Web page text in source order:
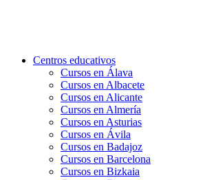
Centros educativos
Cursos en Álava
Cursos en Albacete
Cursos en Alicante
Cursos en Almería
Cursos en Asturias
Cursos en Ávila
Cursos en Badajoz
Cursos en Barcelona
Cursos en Bizkaia